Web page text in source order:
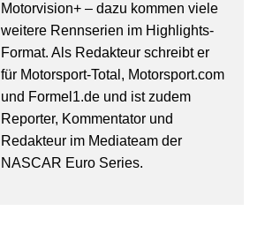
Motorvision+ – dazu kommen viele
weitere Rennserien im Highlights-
Format. Als Redakteur schreibt er
für Motorsport-Total, Motorsport.com
und Formel1.de und ist zudem
Reporter, Kommentator und
Redakteur im Mediateam der
NASCAR Euro Series.